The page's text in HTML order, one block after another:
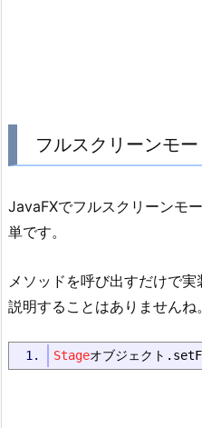
フルスクリーンモ
JavaFXでフルスクリーンモ
単です。
メソッドを呼び出すだけで
説明することはありませんね。
Stageオブジェクト.